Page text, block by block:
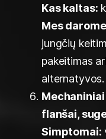
Kas kaltas:
Mes
jungčių
pakeitimas
alternatyvos.
flanšai,
Simptomai: